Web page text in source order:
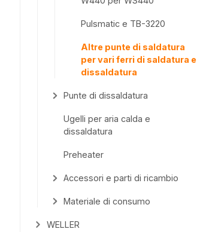
Pulsmatic e TB-3220
Altre punte di saldatura
per vari ferri di saldatura e
dissaldatura
Punte di dissaldatura
Ugelli per aria calda e
dissaldatura
Preheater
Accessori e parti di ricambio
Materiale di consumo
WELLER